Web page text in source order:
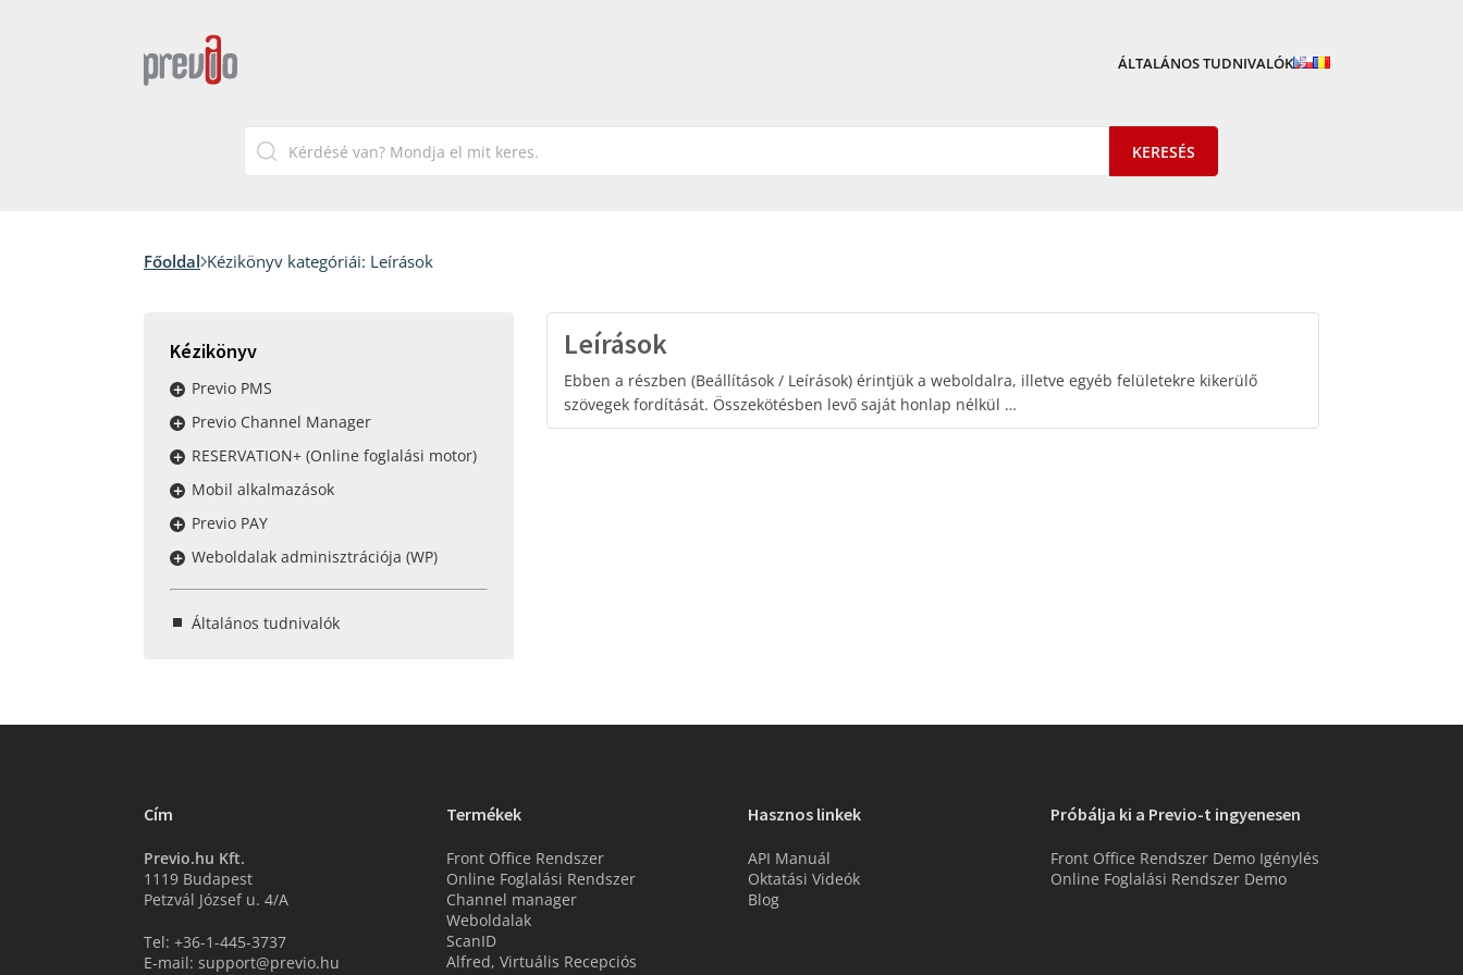
ÁLTALÁNOS TUDNIVALÓK
Főoldal Kézikönyv kategóriái: Leírások
Kézikönyv
Previo PMS
Previo Channel Manager
RESERVATION+ (Online foglalási motor)
Mobil alkalmazások
Previo PAY
Weboldalak adminisztrációja (WP)
Általános tudnivalók
Leírások
Ebben a részben (Beállítások / Leírások) érintjük a weboldalra, illetve egyéb felületekre kikerülő
szövegek fordítását. Összekötésben levő saját honlap nélkül …
Cím
Previo.hu Kft.
1119 Budapest
Petzvál József u. 4/A
Tel: +36-1-445-3737
E-mail: support@previo.hu
Termékek
Front Office Rendszer
Online Foglalási Rendszer
Channel manager
Weboldalak
ScanID
Alfred, Virtuális Recepciós
Hasznos linkek
API Manuál
Oktatási Videók
Blog
Próbálja ki a Previo-t ingyenesen
Front Office Rendszer Demo Igénylés
Online Foglalási Rendszer Demo